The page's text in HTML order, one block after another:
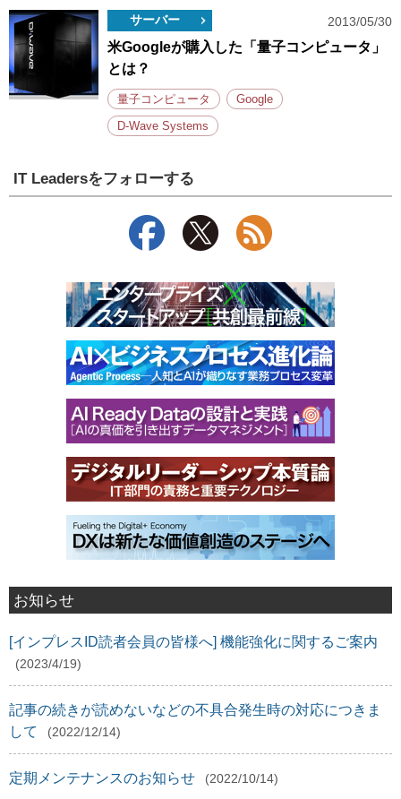
サーバー 2013/05/30
米Googleが購入した「量子コンピュータ」
とは？
量子コンピュータ Google
D-Wave Systems
IT Leadersをフォローする
お知らせ
[インプレスID読者会員の皆様へ] 機能強化に関するご案内
(2023/4/19)
記事の続きが読めないなどの不具合発生時の対応につきま
して
(2022/12/14)
定期メンテナンスのお知らせ (2022/10/14)